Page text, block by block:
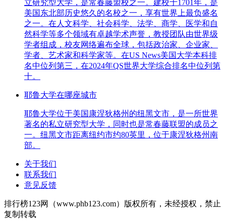
立研究型大学，是常春藤盟校之一。建校于1701年，是
美国东北部历史悠久的名校之一，享有世界上最负盛名
之一。在人文科学、社会科学、法学、商学、医学和自
然科学等多个领域有卓越学术声誉，教授团队由世界级
学者组成，校友网络遍布全球，包括政治家、企业家、
学者、艺术家和科学家等。在US News美国大学本科排
名中位列第三，在2024年QS世界大学综合排名中位列第
十。
耶鲁大学在哪座城市
耶鲁大学位于美国康涅狄格州的纽黑文市，是一所世界
著名的私立研究型大学，同时也是常春藤联盟的成员之
一。纽黑文市距离纽约市约80英里，位于康涅狄格州南
部。
关于我们
联系我们
意见反馈
排行榜123网（www.phb123.com）版权所有，未经授权，禁止
复制转载